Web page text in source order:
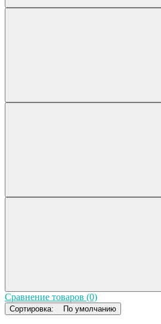
Сравнение товаров (0)
Сортировка: По умолчанию